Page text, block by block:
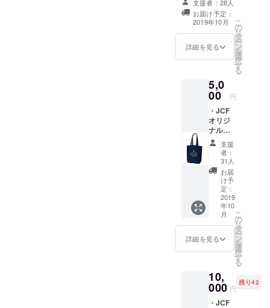
しい情報を
得て、理解
を深め、納
得のいく選
択をして治
きるように
と、科学的
根拠のある
情報を発信
すること
で、がん患
者さんやご
家族を支援
す。どうか
キャンサー
パンを応援
載希望のお名前
を備考欄にご記
入ください。掲
載を希望しない
場合は記入の必
を発行します。
支援者：28人
お届け予定：
2019年10月
詳細を見る
こ
の
リ
タ
ー
ン
を
選
択
す
る
5,0
00 円
・JCF
オリジ
ナルの
トート
バッグ
・サン
クスレ
ター ・
JCF
ホーム
ページ
への氏
名掲載
（必ず
掲載希
望のお
を、備
考欄に
ご記入
くださ
支援
者：
31人
お届
け予
定：
2019
年10
月
詳細を見る
こ
の
リ
タ
ー
ン
を
選
択
す
る
10,
000 円
残り42
・JCF